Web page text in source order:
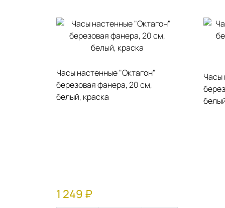
Часы настенные "Октагон"
березовая фанера, 20 см,
белый, краска
1 249 ₽
Часы